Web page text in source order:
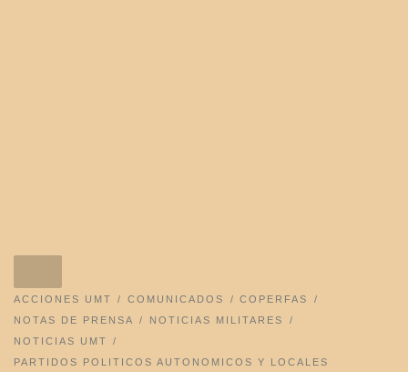
ACCIONES UMT COMUNICADOS
COPERFAS
NOTAS DE PRENSA
NOTICIAS MILITARES
NOTICIAS UMT
PARTIDOS POLITICOS AUTONOMICOS Y LOCALES